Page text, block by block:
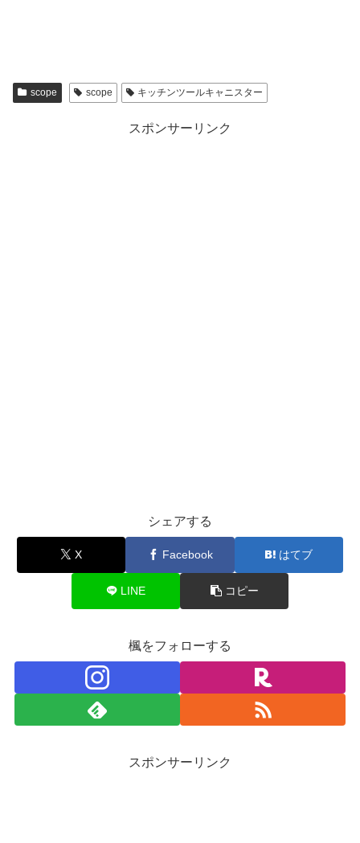
scope scope キッチンツールキャニスター
スポンサーリンク
シェアする
X Facebook はてブ
LINE コピー
楓をフォローする
スポンサーリンク